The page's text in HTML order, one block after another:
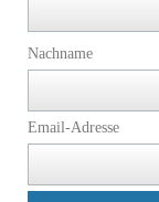
Nachname
Email-Adresse